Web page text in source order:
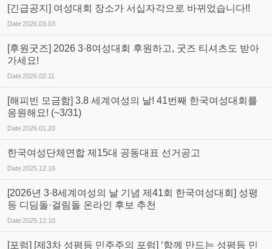
[긴급공지] 여성대회 장소가 서십자각으로 바뀌었습니다!!
Date2026.03.03
[후원굿즈] 2026 3·8여성대회 후원하고, 굿즈 티셔츠도 받아
가세요!
Date2026.02.11
[해피빈 모금함] 3.8 세계여성의 날! 41번째 한국여성대회를
응원해요! (~3/31)
Date2026.01.20
한국여성단체연합 제15대 공동대표 선거공고
Date2025.12.16
[2026년 3·8세계여성의 날 기념 제41회 한국여성대회] 성평
등 디딤돌·걸림돌 온라인 후보 추천
Date2025.12.10
[포럼] [제3차 성평등 민주주의 포럼] ‘함께 만드는 성평등 민